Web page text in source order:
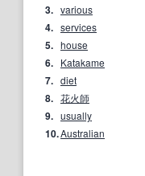
3. various
4. services
5. house
6. Katakame
7. diet
8. 花火師
9. usually
10.Australian